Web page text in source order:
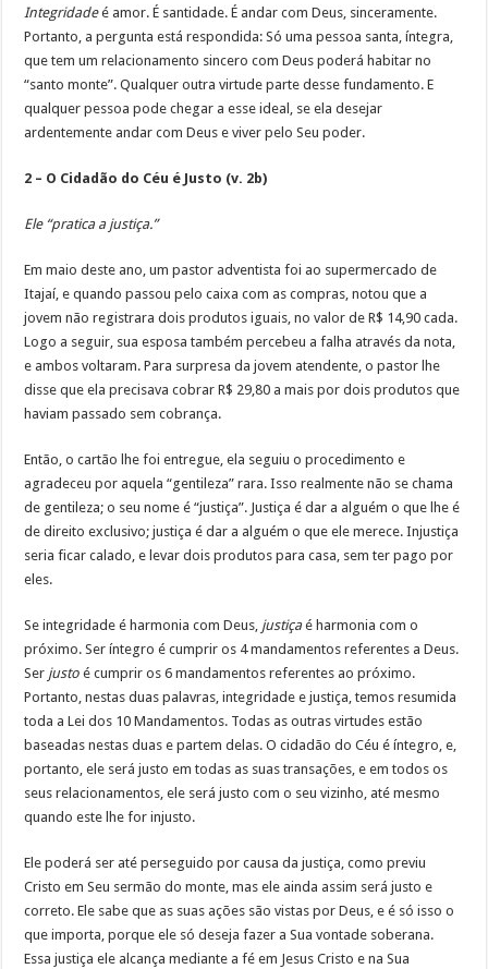
Integridadeé amor. É santidade. É andar com Deus, sinceramente.
Portanto, a pergunta está respondida: Só uma pessoa santa, íntegra,
que tem um relacionamento sincero com Deus poderá habitar no
“santo monte”. Qualquer outra virtude parte desse fundamento. E
qualquer pessoa pode chegar a esse ideal, se ela desejar
ardentemente andar com Deus e viver pelo Seu poder.
2 – O Cidadão do Céu é Justo (v. 2b)
Ele “pratica a justiça.”
Em maio deste ano, um pastor adventista foi ao supermercado de
Itajaí, e quando passou pelo caixa com as compras, notou que a
jovem não registrara dois produtos iguais, no valor de R$ 14,90 cada.
Logo a seguir, sua esposa também percebeu a falha através da nota,
e ambos voltaram. Para surpresa da jovem atendente, o pastor lhe
disse que ela precisava cobrar R$ 29,80 a mais por dois produtos que
haviam passado sem cobrança.
Então, o cartão lhe foi entregue, ela seguiu o procedimento e
agradeceu por aquela “gentileza” rara. Isso realmente não se chama
de gentileza; o seu nome é “justiça”. Justiça é dar a alguém o que lhe é
de direito exclusivo; justiça é dar a alguém o que ele merece. Injustiça
seria ficar calado, e levar dois produtos para casa, sem ter pago por
eles.
Se integridade é harmonia com Deus, justiçaé harmonia com o
próximo. Ser íntegro é cumprir os 4 mandamentos referentes a Deus.
Ser justo é cumprir os 6 mandamentos referentes ao próximo.
Portanto, nestas duas palavras, integridade e justiça, temos resumida
toda a Lei dos 10 Mandamentos. Todas as outras virtudes estão
baseadas nestas duas e partem delas. O cidadão do Céu é íntegro, e,
portanto, ele será justo em todas as suas transações, e em todos os
seus relacionamentos, ele será justo com o seu vizinho, até mesmo
quando este lhe for injusto.
Ele poderá ser até perseguido por causa da justiça, como previu
Cristo em Seu sermão do monte, mas ele ainda assim será justo e
correto. Ele sabe que as suas ações são vistas por Deus, e é só isso o
que importa, porque ele só deseja fazer a Sua vontade soberana.
Essa justiça ele alcança mediante a fé em Jesus Cristo e na Sua